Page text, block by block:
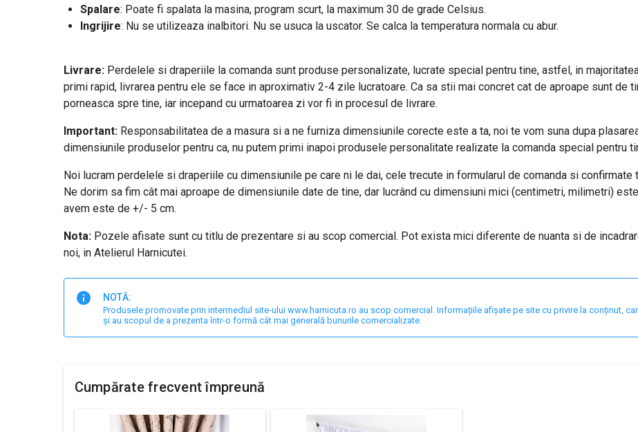
Spalare: Poate fi spalata la masina, program scurt, la maximum 30 de grade Celsius.
Ingrijire: Nu se utilizeaza inalbitori. Nu se usuca la uscator. Se calca la temperatura normala cu abur.
Livrare:Perdelele si draperiile la comanda sunt produse personalizate, lucrate special pentru tine, astfel, in
primi rapid, livrarea pentru ele se face in aproximativ 2-4 zile lucratoare. Ca sa stii mai concret cat de aproape sunt de
porneasca spre tine, iar incepand cu urmatoarea zi vor fi in procesul de livrare.
Important: Responsabilitatea de a masura si a ne furniza dimensiunile corecte este a ta, noi te vom suna dupa
dimensiunile produselor pentru ca, nu putem primi inapoi produsele personalitate realizate la comanda special pentru
Noi lucram perdelele si draperiile cu dimensiunile pe care ni le dai, cele trecute in formularul de comanda si
Ne dorim sa fim cât mai aproape de dimensiunile date de tine, dar lucrând cu dimensiuni mici (centimetri, milimetri)
avem este de +/- 5 cm.
Nota:Pozele afisate sunt cu titlu de prezentare si au scop comercial. Pot exista mici diferente de nuanta si de
noi, in Atelierul Harnicutei.
NOTĂ:
Produsele promovate prin intermediul site-ului www.harnicuta.ro au scop comercial. Informațiile afișate pe site cu privire la conținut,
și au scopul de a prezenta într-o formă cât mai generală bunurile comercializate.
Cumpărate frecvent împreună